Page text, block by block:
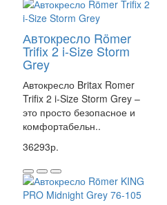
Автокресло Römer
Trifix 2 i-Size Storm
Grey
Автокресло Britax Romer
Trifix 2 i-Size Storm Grey –
это просто безопасное и
комфортабельн..
36293р.